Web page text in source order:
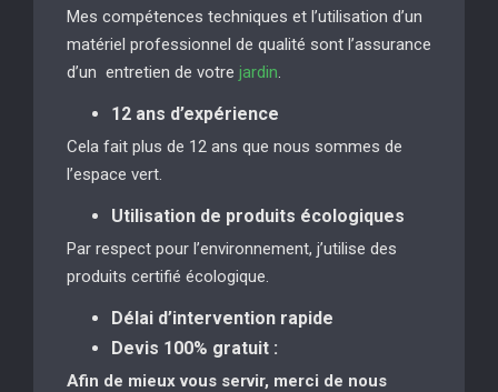
Mes compétences techniques et l’utilisation d’un
matériel professionnel de qualité sont l’assurance
d’un entretien de votre jardin.
12 ans d’expérience
Cela fait plus de 12 ans que nous sommes de
l’espace vert.
Utilisation de produits écologiques
Par respect pour l’environnement, j’utilise des
produits certifié écologique.
Délai d’intervention rapide
Devis 100% gratuit :
Afin de mieux vous servir, merci de nous